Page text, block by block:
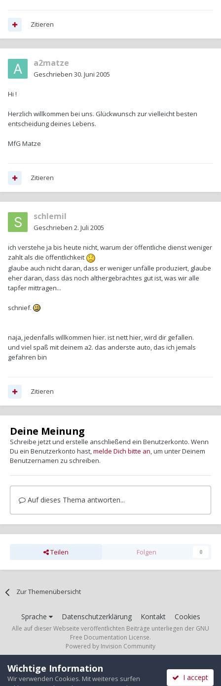
Zitieren
a2matze
Geschrieben 30. Juni 2005
Hi !
Herzlich willkommen bei uns. Glückwunsch zur vielleicht besten
entscheidung deines Lebens.
MfG Matze
Zitieren
schlemil
Geschrieben 2. Juli 2005
ich verstehe ja bis heute nicht, warum der öffentliche dienst weniger
zahlt als die öffentlichkeit
glaube auch nicht daran, dass er weniger unfälle produziert, glaube
eher daran, dass das noch althergebrachtes gut ist, was wir alle
tapfer mittragen...
schnief.
naja, jedenfalls willkommen hier. ist nett hier, wird dir gefallen.
und viel spaß mit deinem a2. das anderste auto, das ich jemals
gefahren bin
Zitieren
Deine Meinung
Schreibe jetzt und erstelle anschließend ein Benutzerkonto. Wenn
Du ein Benutzerkonto hast,melde Dich bitte an, um unter Deinem
Benutzernamen zu schreiben.
Auf dieses Thema antworten...
Teilen Folgen 0
Zur Themenübersicht
Sprache Datenschutzerklärung Kontakt Cookies
Alle auf dieser Webseite veröffentlichten Beiträge unterliegen der GNU
Free Documentation License.
Powered by Invision Community
Wichtige Information
Wir verwenden Cookies. Mit weiteres surfen
I accept